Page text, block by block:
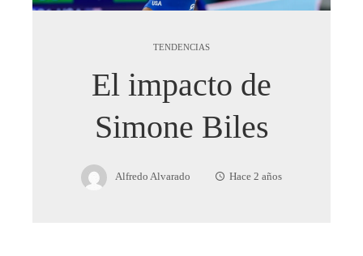
TENDENCIAS
El impacto de
Simone Biles
Alfredo Alvarado Hace 2 años